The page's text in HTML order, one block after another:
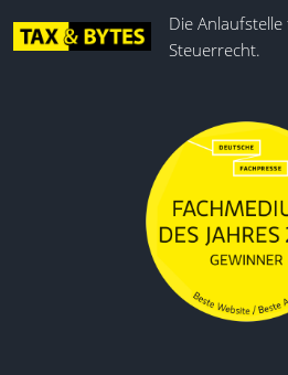
SAF-T & USt-Erklärungen
Die
Steuerrecht.